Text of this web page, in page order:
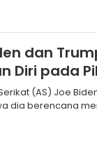
dan
Diri pada
(AS) Joe
dia berencana
(pilpres) pada 2024